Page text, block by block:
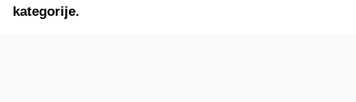
kategorije.